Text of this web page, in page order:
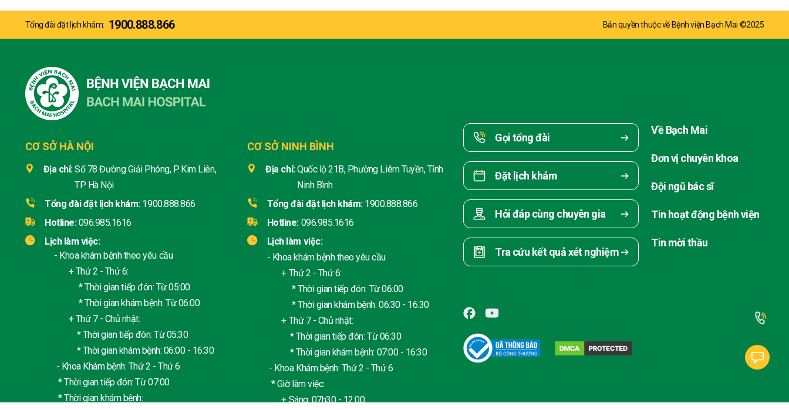
Tổng đài đặt lịch khám: 1900.888.866 Bản quyền thuộc về Bệnh viện Bạch Mai ©2025
CƠ SỞ HÀ NỘI
Địa chỉ:Số 78 Đường Giải Phóng, P. Kim Liên,
TP Hà Nội
Tổng đài đặt lịch khám: 1900.888.866
Hotline: 096.985.1616
Lịch làm việc:
- Khoa khám bệnh theo yêu cầu
+ Thứ 2 - Thứ 6:
* Thời gian tiếp đón: Từ 05:00
* Thời gian khám bệnh: Từ 06:00
+ Thứ 7 - Chủ nhật:
* Thời gian tiếp đón: Từ 05:30
* Thời gian khám bệnh: 06:00 - 16:30
- Khoa Khám bệnh: Thứ 2 - Thứ 6
* Thời gian tiếp đón: Từ 07:00
* Thời gian khám bệnh:
CƠ SỞ NINH BÌNH
Địa chỉ:Quốc lộ 21B, Phường Liêm Tuyền, Tỉnh
Ninh Bình
Tổng đài đặt lịch khám: 1900.888.866
Hotline: 096.985.1616
Lịch làm việc:
- Khoa khám bệnh theo yêu cầu
+ Thứ 2 - Thứ 6:
* Thời gian tiếp đón: Từ 06:00
* Thời gian khám bệnh: 06:30 - 16:30
+ Thứ 7 - Chủ nhật:
* Thời gian tiếp đón: Từ 06:30
* Thời gian khám bệnh: 07:00 - 16:30
- Khoa Khám bệnh: Thứ 2 - Thứ 6
* Giờ làm việc:
+ Sáng: 07h30 - 12:00
Gọi tổng đài
Đặt lịch khám
Hỏi đáp cùng chuyên gia
Tra cứu kết quả xét nghiệm
Về Bạch Mai
Đơn vị chuyên khoa
Đội ngũ bác sĩ
Tin hoạt động bệnh viện
Tin mời thầu